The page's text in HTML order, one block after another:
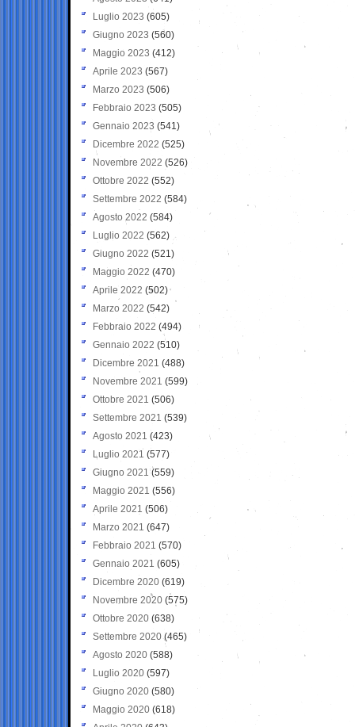
Luglio 2023 (605)
Giugno 2023 (560)
Maggio 2023 (412)
Aprile 2023 (567)
Marzo 2023 (506)
Febbraio 2023 (505)
Gennaio 2023 (541)
Dicembre 2022 (525)
Novembre 2022 (526)
Ottobre 2022 (552)
Settembre 2022 (584)
Agosto 2022 (584)
Luglio 2022 (562)
Giugno 2022 (521)
Maggio 2022 (470)
Aprile 2022 (502)
Marzo 2022 (542)
Febbraio 2022 (494)
Gennaio 2022 (510)
Dicembre 2021 (488)
Novembre 2021 (599)
Ottobre 2021 (506)
Settembre 2021 (539)
Agosto 2021 (423)
Luglio 2021 (577)
Giugno 2021(559)
Maggio 2021 (556)
Aprile 2021 (506)
Marzo 2021 (647)
Febbraio 2021 (570)
Gennaio 2021 (605)
Dicembre 2020 (619)
Novembre 2020 (575)
Ottobre 2020 (638)
Settembre 2020(465)
Agosto 2020 (588)
Luglio 2020 (597)
Giugno 2020 (580)
Maggio 2020 (618)